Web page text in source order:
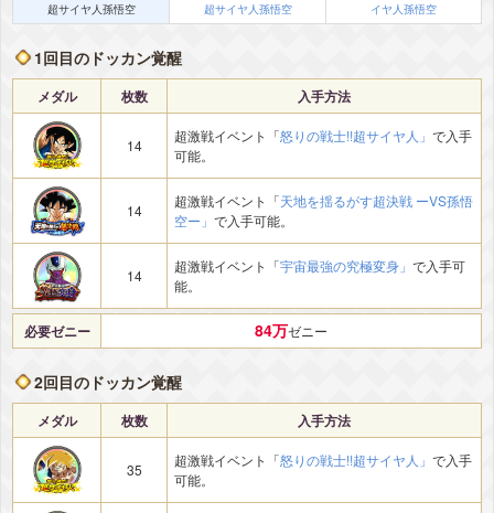
超サイヤ人孫悟空
超サイヤ人孫悟空
イヤ人孫悟空
1回目のドッカン覚醒
メダル 枚数 入手方法
14
超激戦イベント「怒りの戦士!!超サイヤ人」 で入手
可能。
14
超激戦イベント「天地を揺るがす超決戦 ーVS孫悟
空ー」 で入手可能。
14
超激戦イベント「宇宙最強の究極変身」 で入手可
能。
必要ゼニー 84万ゼニー
2回目のドッカン覚醒
メダル 枚数 入手方法
35
超激戦イベント「怒りの戦士!!超サイヤ人」 で入手
可能。